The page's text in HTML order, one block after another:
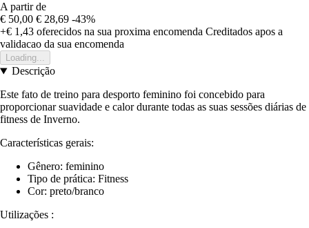
A partir de
€ 50,00 € 28,69 -43%
+€ 1,43 oferecidos na sua proxima encomenda Creditados apos a
validacao da sua encomenda
Loading...
Descrição
Este fato de treino para desporto feminino foi concebido para
proporcionar suavidade e calor durante todas as suas sessões diárias de
fitness de Inverno.
Características gerais:
Gênero: feminino
Tipo de prática: Fitness
Cor: preto/branco
Utilizações :